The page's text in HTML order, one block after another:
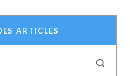
ARTICLES